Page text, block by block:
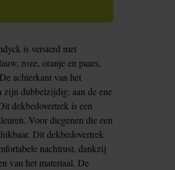
is versierd met
roze, oranje en paars,
achterkant van het
zijn dubbelzijdig: aan de ene
dekbedovertrek is een
Voor diegenen die een
Dit dekbedovertrek
nachtrust, dankzij
van het materiaal. De